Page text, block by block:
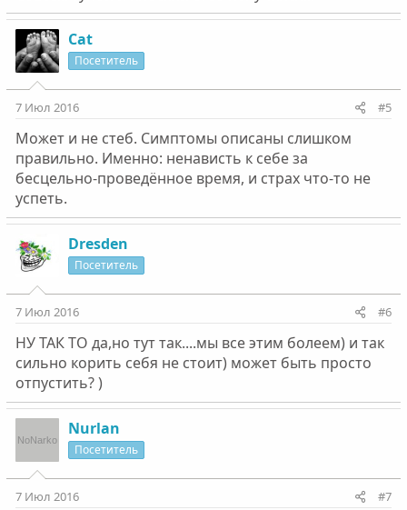
Cat
Посетитель
7 Июл 2016 #5
Может и не стеб. Симптомы описаны слишком
правильно. Именно: ненависть к себе за
бесцельно-проведённое время, и страх что-то не
успеть.
Dresden
Посетитель
7 Июл 2016 #6
НУ ТАК ТО да,но тут так....мы все этим болеем) и так
сильно корить себя не стоит) может быть просто
отпустить? )
Nurlan
Посетитель
7 Июл 2016 #7